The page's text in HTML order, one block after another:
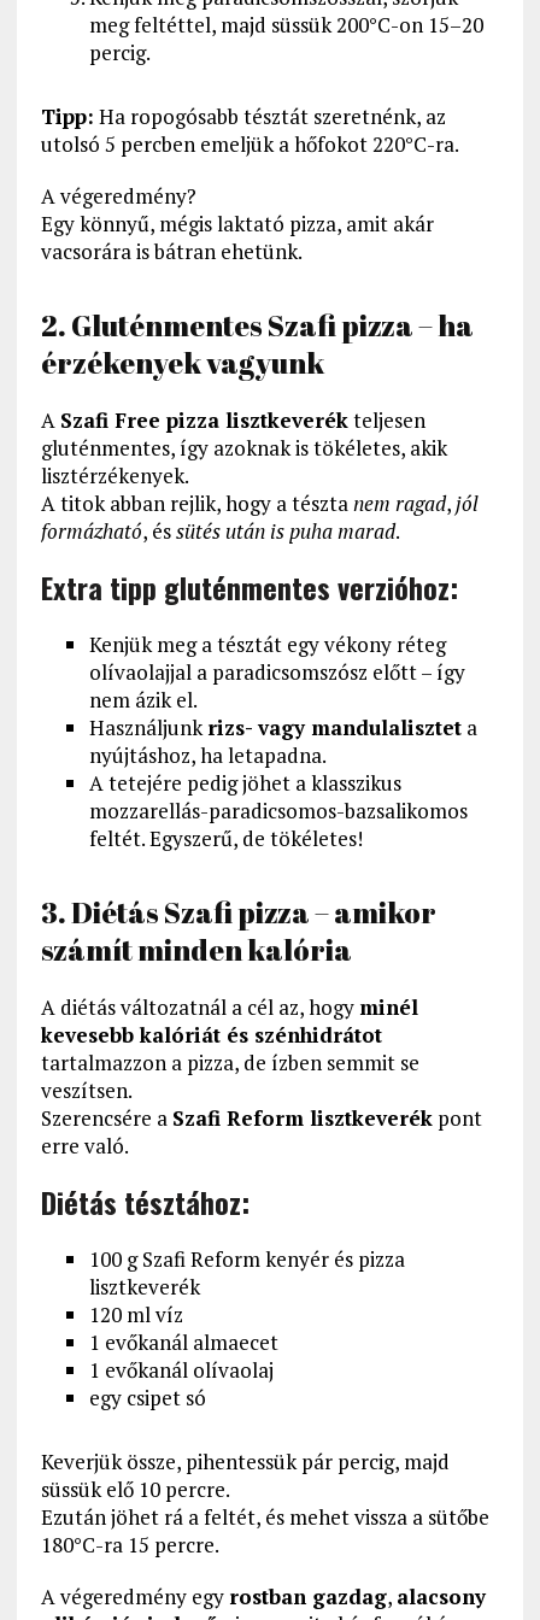
meg feltéttel, majd süssük 200°C-on 15–20
percig.
Tipp: Ha ropogósabb tésztát szeretnénk, az
utolsó 5 percben emeljük a hőfokot 220°C-ra.
A végeredmény?
Egy könnyű, mégis laktató pizza, amit akár
vacsorára is bátran ehetünk.
2. Gluténmentes Szafi pizza – ha
érzékenyek vagyunk
A Szafi Free pizza lisztkeverékteljesen
gluténmentes, így azoknak is tökéletes, akik
lisztérzékenyek.
A titok abban rejlik, hogy a tésztanem ragad,jól
formázható, éssütés után is puha marad.
Extra tipp gluténmentes verzióhoz:
Kenjük meg a tésztát egy vékony réteg
olívaolajjal a paradicsomszósz előtt – így
nem ázik el.
Használjunkrizs- vagy mandulaliszteta
nyújtáshoz, ha letapadna.
A tetejére pedig jöhet a klasszikus
mozzarellás-paradicsomos-bazsalikomos
feltét. Egyszerű, de tökéletes!
3. Diétás Szafi pizza – amikor
számít minden kalória
A diétás változatnál a cél az, hogy minél
kevesebb kalóriát és szénhidrátot
tartalmazzon a pizza, de ízben semmit se
veszítsen.
Szerencsére a Szafi Reform lisztkeverékpont
erre való.
Diétás tésztához:
100 g Szafi Reform kenyér és pizza
lisztkeverék
120 ml víz
1 evőkanál almaecet
1 evőkanál olívaolaj
egy csipet só
Keverjük össze, pihentessük pár percig, majd
süssük elő 10 percre.
Ezután jöhet rá a feltét, és mehet vissza a sütőbe
180°C-ra 15 percre.
A végeredmény egy rostban gazdag, alacsony